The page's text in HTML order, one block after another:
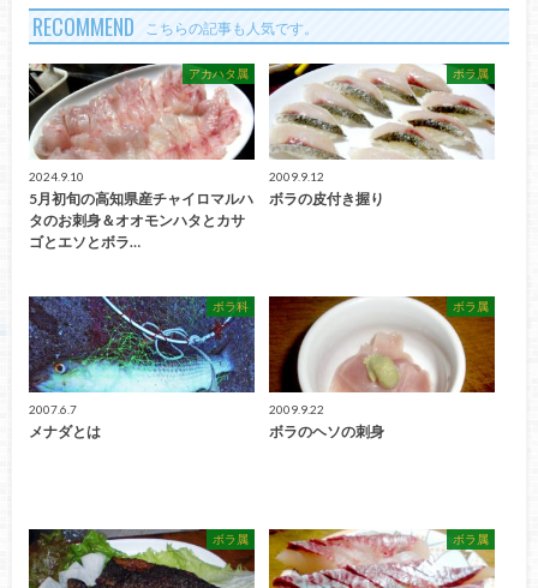
RECOMMEND こちらの記事も人気です。
アカハタ属
2024.9.10
5月初旬の高知県産チャイロマルハ
タのお刺身＆オオモンハタとカサ
ゴとエソとボラ…
ボラ属
2009.9.12
ボラの皮付き握り
ボラ科
2007.6.7
メナダとは
ボラ属
2009.9.22
ボラのヘソの刺身
ボラ属 ボラ属